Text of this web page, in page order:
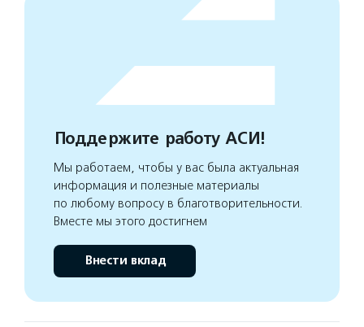
Поддержите работу АСИ!
Мы работаем, чтобы у вас была актуальная
информация и полезные материалы
по любому вопросу в благотворительности.
Вместе мы этого достигнем
Внести вклад